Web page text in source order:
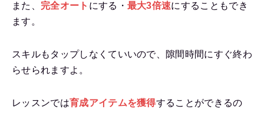
また、 完全オート にする・ 最大3倍速にすることもでき
ます。
スキルもタップしなくていいので、隙間時間にすぐ終わ
らせられますよ。
レッスンでは育成アイテムを獲得することができるの